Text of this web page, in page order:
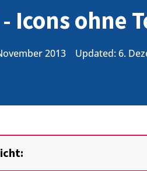
Icons ohne
2013 Updated: 6.